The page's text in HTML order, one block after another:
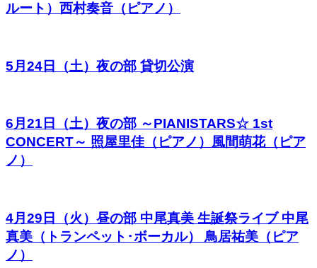
ルート）西村奏音（ピアノ）
5月24日（土）夜の部 貸切公演
6月21日（土）夜の部 ～PIANISTARS☆ 1st
CONCERT～ 照屋里佳（ピアノ）風間萌花（ピア
ノ）
4月29日（火）昼の部 中尾真美 生誕祭ライブ 中尾
真美（トランペット･ボーカル） 鳥居祐美（ピア
ノ）